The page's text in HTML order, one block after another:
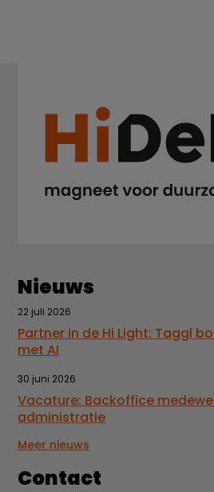
Nieuws
22 juli 2026
Partner in de Hi Light: Taggl
met AI
30 juni 2026
Vacature: Backoffice
administratie
Meer nieuws
Contact